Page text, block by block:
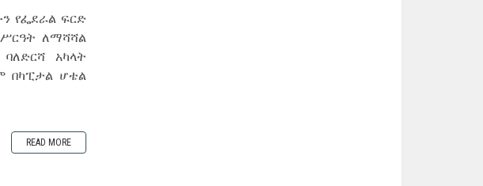
የፌደራል ፍርድ
ለማሻሻል
አካላት
በካፒታል ሆቴል
READ MORE